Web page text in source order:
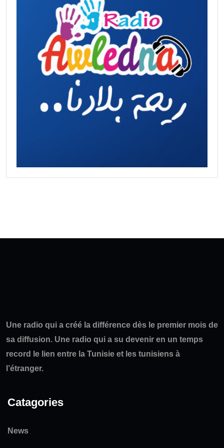
Une radio qui a créé la différence dès le premier mois de
sa diffusion. Une radio qui a su devenir en un temps
record le lien entre la Tunisie et les tunisiens à
l’étranger.
Catagories
News